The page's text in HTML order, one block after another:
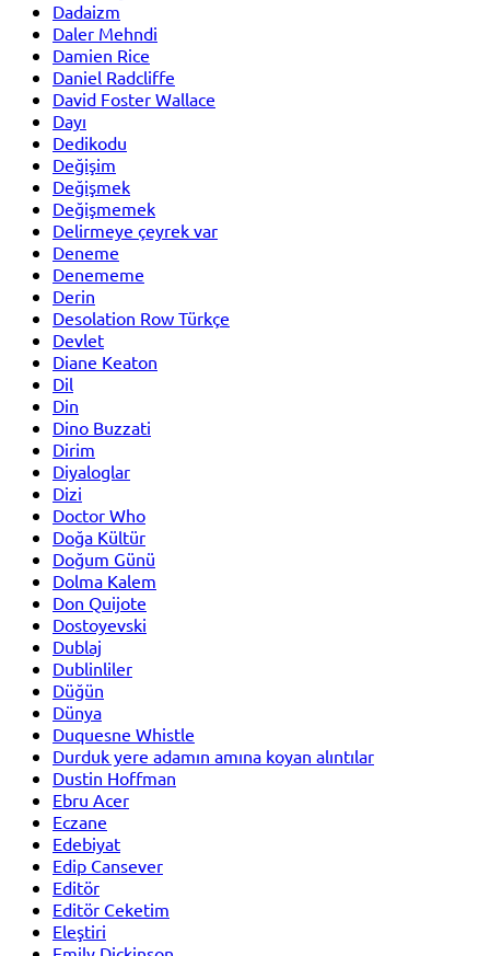
Dadaizm
Daler Mehndi
Damien Rice
Daniel Radcliffe
David Foster Wallace
Dayı
Dedikodu
Değişim
Değişmek
Değişmemek
Delirmeye çeyrek var
Deneme
Denememe
Derin
Desolation Row Türkçe
Devlet
Diane Keaton
Dil
Din
Dino Buzzati
Dirim
Diyaloglar
Dizi
Doctor Who
Doğa Kültür
Doğum Günü
Dolma Kalem
Don Quijote
Dostoyevski
Dublaj
Dublinliler
Düğün
Dünya
Duquesne Whistle
Durduk yere adamın amına koyan alıntılar
Dustin Hoffman
Ebru Acer
Eczane
Edebiyat
Edip Cansever
Editör
Editör Ceketim
Eleştiri